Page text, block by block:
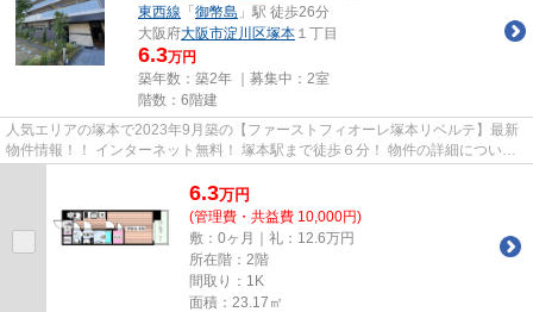
東西線 「 御幣島 」駅 徒歩26分
大阪府大阪市淀川区塚本 １丁目
6.3万円
築年数：築2年 ｜募集中： 2室
階数：6階建
人気エリアの塚本で2023年9月築の【ファーストフィオーレ塚本リベルテ】最新
物件情報！！ インターネット無料！ 塚本駅まで徒歩６分！ 物件の詳細について
6.3万円
(管理費・共益費 10,000円)
敷：0ヶ月｜礼：12.6万円
所在階：2階
間取り：1K
面積：23.17㎡